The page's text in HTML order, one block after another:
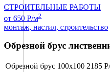
СТРОИТЕЛЬНЫЕ РАБОТЫ
от 650 Р/м2
монтаж, настил, строительство
Обрезной брус
Обрезной брус 100х100 2185